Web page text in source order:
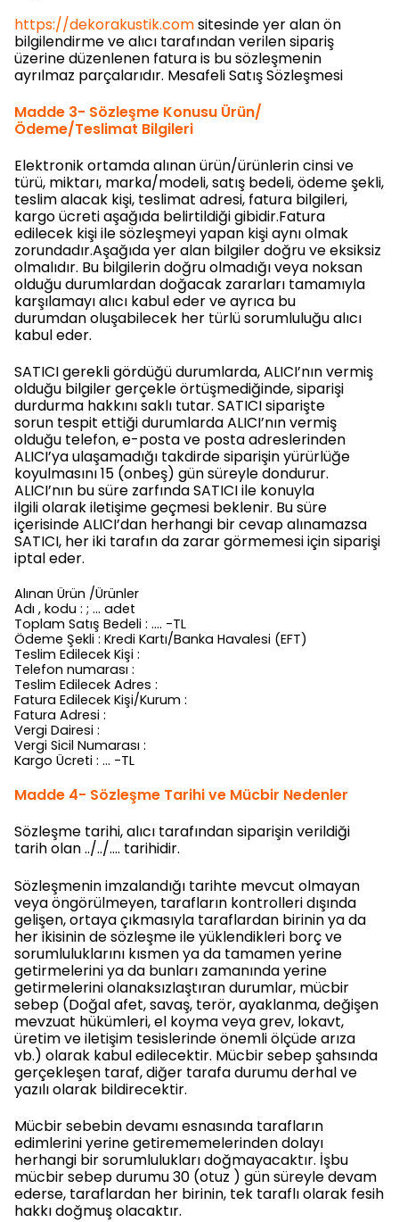
https://dekorakustik.comsitesinde yer alan ön
bilgilendirme ve alıcı tarafından verilen sipariş
üzerine düzenlenen fatura is bu sözleşmenin
ayrılmaz parçalarıdır. Mesafeli Satış Sözleşmesi
Madde 3- Sözleşme Konusu Ürün/
Ödeme/Teslimat Bilgileri
Elektronik ortamda alınan ürün/ürünlerin cinsi ve
türü, miktarı, marka/modeli, satış bedeli, ödeme şekli,
teslim alacak kişi, teslimat adresi, fatura bilgileri,
kargo ücreti aşağıda belirtildiği gibidir.Fatura
edilecek kişi ile sözleşmeyi yapan kişi aynı olmak
zorundadır.Aşağıda yer alan bilgiler doğru ve eksiksiz
olmalıdır. Bu bilgilerin doğru olmadığı veya noksan
olduğu durumlardan doğacak zararları tamamıyla
karşılamayı alıcı kabul eder ve ayrıca bu
durumdan oluşabilecek her türlü sorumluluğu alıcı
kabul eder.
SATICI gerekli gördüğü durumlarda, ALICI’nın vermiş
olduğu bilgiler gerçekle örtüşmediğinde, siparişi
durdurma hakkını saklı tutar. SATICI siparişte
sorun tespit ettiği durumlarda ALICI’nın vermiş
olduğu telefon, e-posta ve posta adreslerinden
ALICI’ya ulaşamadığı takdirde siparişin yürürlüğe
koyulmasını 15 (onbeş) gün süreyle dondurur.
ALICI’nın bu süre zarfında SATICI ile konuyla
ilgili olarak iletişime geçmesi beklenir. Bu süre
içerisinde ALICI’dan herhangi bir cevap alınamazsa
SATICI, her iki tarafın da zarar görmemesi için siparişi
iptal eder.
Alınan Ürün /Ürünler
Adı , kodu : ; … adet
Toplam Satış Bedeli : …. -TL
Ödeme Şekli : Kredi Kartı/Banka Havalesi (EFT)
Teslim Edilecek Kişi :
Telefon numarası :
Teslim Edilecek Adres :
Fatura Edilecek Kişi/Kurum :
Fatura Adresi :
Vergi Dairesi :
Vergi Sicil Numarası :
Kargo Ücreti : … -TL
Madde 4- Sözleşme Tarihi ve Mücbir Nedenler
Sözleşme tarihi, alıcı tarafından siparişin verildiği
tarih olan ../../…. tarihidir.
Sözleşmenin imzalandığı tarihte mevcut olmayan
veya öngörülmeyen, tarafların kontrolleri dışında
gelişen, ortaya çıkmasıyla taraflardan birinin ya da
her ikisinin de sözleşme ile yüklendikleri borç ve
sorumluluklarını kısmen ya da tamamen yerine
getirmelerini ya da bunları zamanında yerine
getirmelerini olanaksızlaştıran durumlar, mücbir
sebep (Doğal afet, savaş, terör, ayaklanma, değişen
mevzuat hükümleri, el koyma veya grev, lokavt,
üretim ve iletişim tesislerinde önemli ölçüde arıza
vb.) olarak kabul edilecektir. Mücbir sebep şahsında
gerçekleşen taraf, diğer tarafa durumu derhal ve
yazılı olarak bildirecektir.
Mücbir sebebin devamı esnasında tarafların
edimlerini yerine getirememelerinden dolayı
herhangi bir sorumlulukları doğmayacaktır. İşbu
mücbir sebep durumu 30 (otuz ) gün süreyle devam
ederse, taraflardan her birinin, tek taraflı olarak fesih
hakkı doğmuş olacaktır.